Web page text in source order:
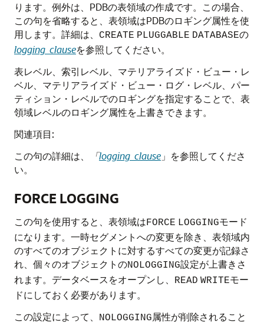
ります。例外は、PDBの表領域の作成です。この場合、
この句を省略すると、表領域はPDBのロギング属性を使
用します。詳細は、
CREATE PLUGGABLE DATABASEの
logging_clauseを参照してください。
表レベル、索引レベル、マテリアライズド・ビュー・レ
ベル、マテリアライズド・ビュー・ログ・レベル、パー
ティション・レベルでのロギングを指定することで、表
領域レベルのロギング属性を上書きできます。
関連項目:
この句の詳細は、
「logging_clause 」を参照してくださ
い。
FORCE LOGGING
この句を使用すると、表領域はFORCE LOGGINGモード
になります。一時セグメントへの変更を除き、表領域内
のすべてのオブジェクトに対するすべての変更が記録さ
れ、個々のオブジェクトのNOLOGGING設定が上書きさ
れます。データベースをオープンし、
READ WRITEモー
ドにしておく必要があります。
この設定によって、
NOLOGGING属性が削除されること